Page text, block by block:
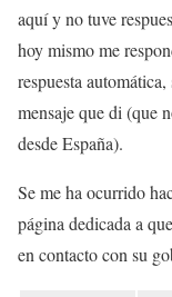
aquí y no tuve
hoy mismo me
respuesta
mensaje que di (que
desde España).
Se me ha ocurrido
página dedicada a
en contacto con su